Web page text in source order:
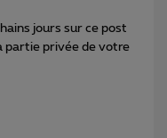
jours sur ce post
partie privée de votre